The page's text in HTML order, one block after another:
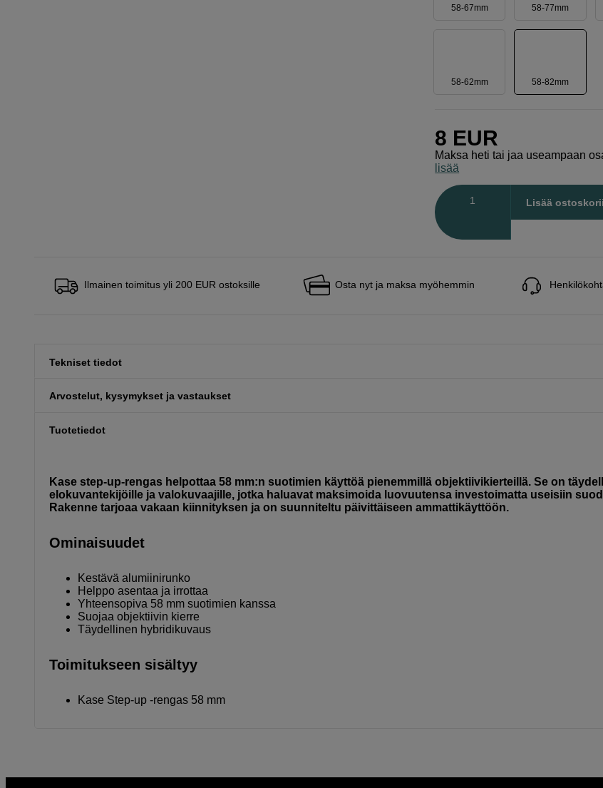
58-67mm 58-77mm
58-62mm 58-82mm
8 EUR
Maksa heti tai jaa useampaan
lisää
Lisää
Ilmainen toimitus yli 200 EUR ostoksille Osta nyt ja maksa myöhemmin
Tekniset tiedot
Arvostelut, kysymykset ja vastaukset
Tuotetiedot
Kase step-up-rengas helpottaa 58 mm:n suotimien käyttöä pienemmillä objektiivikierteillä. Se on
elokuvantekijöille ja valokuvaajille, jotka haluavat maksimoida luovuutensa investoimatta useisiin
Rakenne tarjoaa vakaan kiinnityksen ja on suunniteltu päivittäiseen ammattikäyttöön.
Ominaisuudet
Kestävä alumiinirunko
Helppo asentaa ja irrottaa
Yhteensopiva 58 mm suotimien kanssa
Suojaa objektiivin kierre
Täydellinen hybridikuvaus
Toimitukseen sisältyy
Kase Step-up -rengas 58 mm